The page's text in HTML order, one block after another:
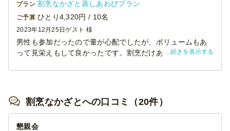
プラン 割烹なかざと蒸しあわびプラン
ご予算 ひとり4,320円 / 10名
2023年12月25日ゲスト 様
男性も参加だったので量が心配でしたが、ボリュームもあ
って見栄えもして良かったです。割烹だけあってお味も良
続きを表示する
割烹なかざとへの口コミ（20件）
懇親会